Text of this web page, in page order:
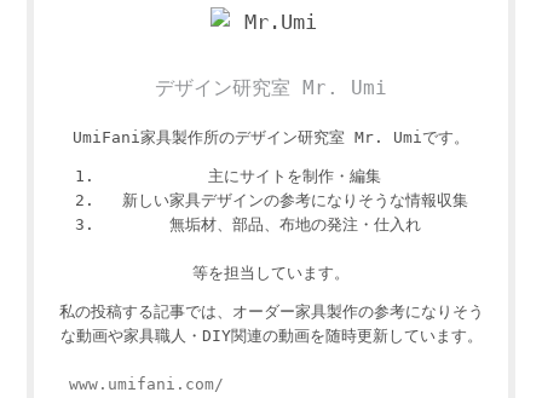
デザイン研究室 Mr. Umi
UmiFani家具製作所のデザイン研究室 Mr. Umiです。
主にサイトを制作・編集
新しい家具デザインの参考になりそうな情報収集
無垢材、部品、布地の発注・仕入れ
等を担当しています。
私の投稿する記事では、オーダー家具製作の参考になりそう
な動画や家具職人・DIY関連の動画を随時更新しています。
www.umifani.com/